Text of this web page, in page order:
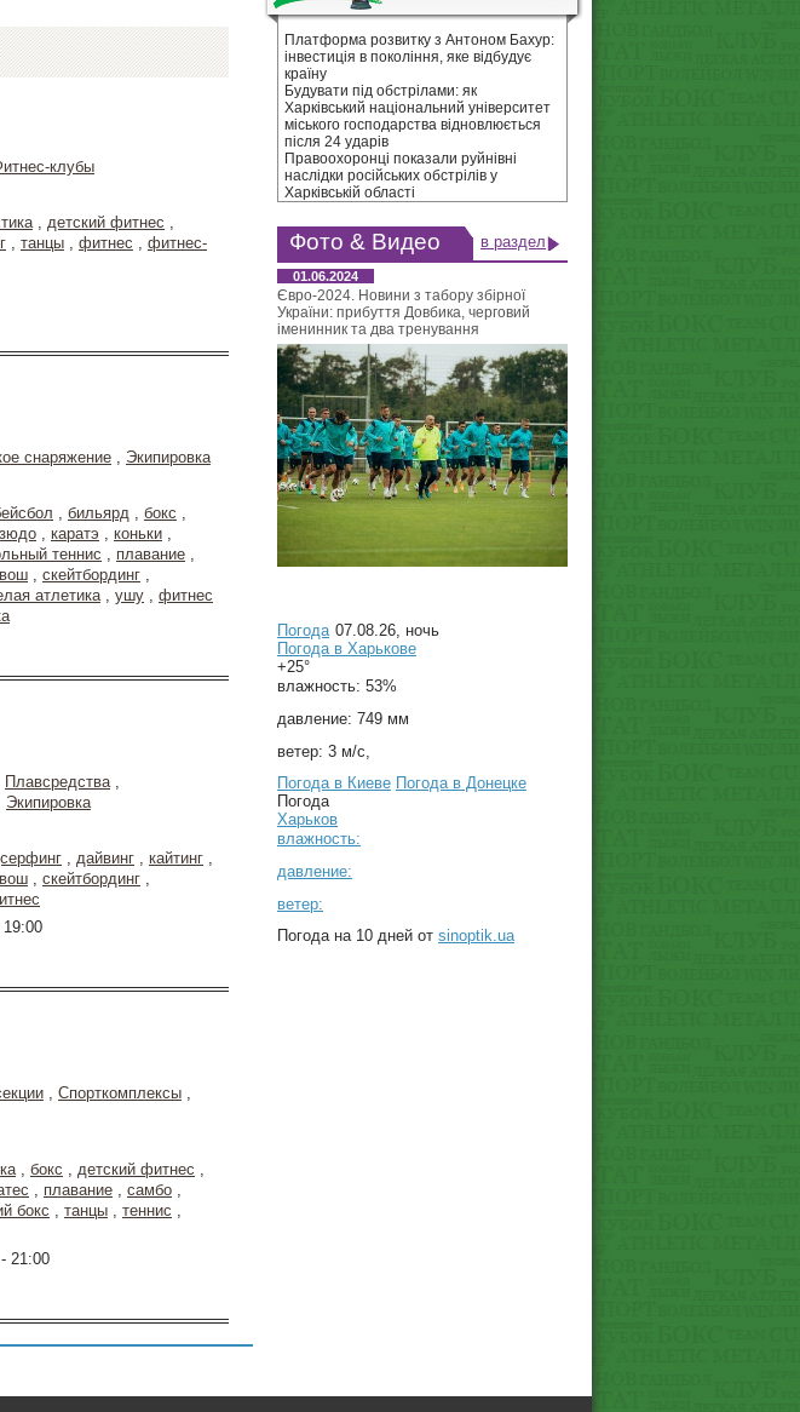
клубы
, детский фитнес ,
, танцы , фитнес , фитнес-
снаряжение , Экипировка
, бильярд , бокс ,
, каратэ , коньки ,
теннис , плавание ,
, скейтбординг ,
атлетика, ушу , фитнес
Плавсредства,
Экипировка
, дайвинг , кайтинг ,
, скейтбординг ,
, Спорткомплексы ,
, бокс , детский фитнес ,
, плавание , самбо ,
бокс , танцы , теннис ,
21:00
Платформа розвитку з Антоном Бахур:
інвестиція в покоління, яке відбудує
країну
Будувати під обстрілами: як
Харківський національний університет
міського господарства відновлюється
після 24 ударів
Правоохоронці показали руйнівні
наслідки російських обстрілів у
Харківській області
Фото & Видео в раздел
01.06.2024
Євро-2024. Новини з табору збірної
України: прибуття Довбика, черговий
іменинник та два тренування
Погода 07.08.26, ночь
Погода в Харькове
+25°
влажность: 53%
давление: 749 мм
ветер: 3 м/с,
Погода в Киеве Погода в Донецке
Погода
Харьков
влажность:
давление:
ветер:
Погода на 10 дней от sinoptik.ua